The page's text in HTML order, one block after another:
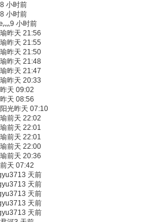
小时前
小时前
灬9 小时前
昨天 21:56
昨天 21:55
昨天 21:50
昨天 21:48
昨天 21:47
昨天 20:33
天 09:02
天 08:56
光昨天 07:10
前天 22:02
前天 22:01
前天 22:01
前天 22:00
前天 20:36
天 07:42
天前
天前
天前
天前
天前